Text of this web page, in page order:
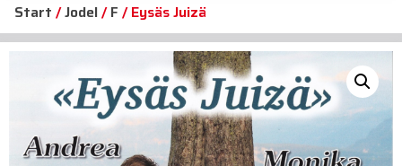
Start /Jodel/F / Eysäs Juizä